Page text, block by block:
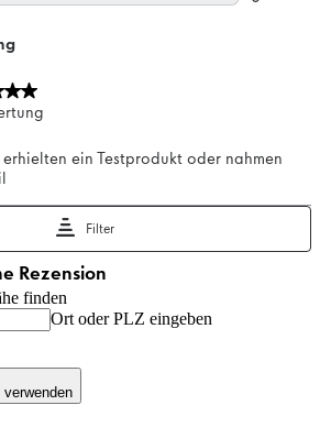
finden
Ort oder PLZ eingeben